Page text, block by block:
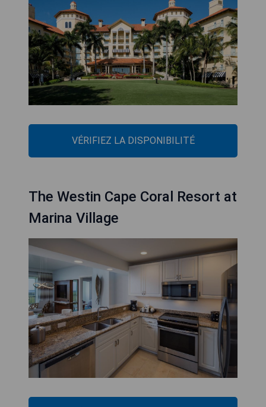
VÉRIFIEZ LA DISPONIBILITÉ
The Westin Cape Coral Resort at
Marina Village